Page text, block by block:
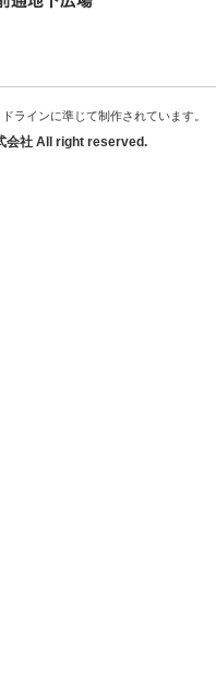
ラインに準じて制作されています。
会社 All right reserved.